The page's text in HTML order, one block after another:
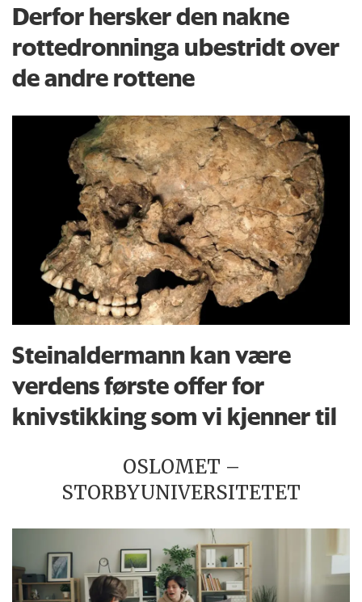
Derfor hersker den nakne
rottedronninga ubestridt over
de andre rottene
Steinaldermann kan være
verdens første offer for
knivstikking som vi kjenner til
OSLOMET –
STORBYUNIVERSITETET